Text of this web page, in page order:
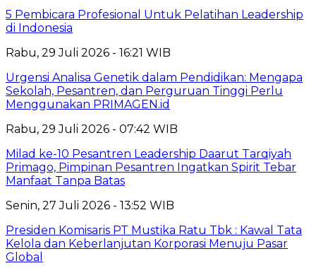
5 Pembicara Profesional Untuk Pelatihan Leadership
di Indonesia
Rabu, 29 Juli 2026 - 16:21 WIB
Urgensi Analisa Genetik dalam Pendidikan: Mengapa
Sekolah, Pesantren, dan Perguruan Tinggi Perlu
Menggunakan PRIMAGEN.id
Rabu, 29 Juli 2026 - 07:42 WIB
Milad ke-10 Pesantren Leadership Daarut Tarqiyah
Primago, Pimpinan Pesantren Ingatkan Spirit Tebar
Manfaat Tanpa Batas
Senin, 27 Juli 2026 - 13:52 WIB
Presiden Komisaris PT Mustika Ratu Tbk : Kawal Tata
Kelola dan Keberlanjutan Korporasi Menuju Pasar
Global